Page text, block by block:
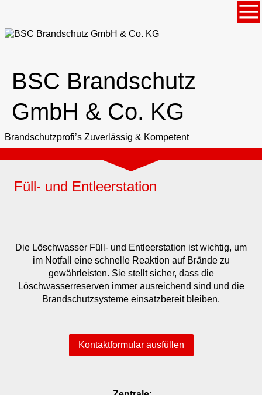
BSC Brandschutz
GmbH & Co. KG
Brandschutzprofi’s Zuverlässig & Kompetent
Füll- und Entleerstation
Die Löschwasser Füll- und Entleerstation ist wichtig, um
im Notfall eine schnelle Reaktion auf Brände zu
gewährleisten. Sie stellt sicher, dass die
Löschwasserreserven immer ausreichend sind und die
Brandschutzsysteme einsatzbereit bleiben.
Kontaktformular ausfüllen